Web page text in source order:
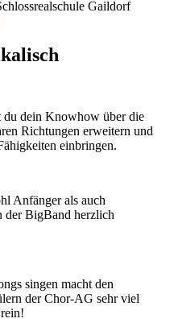
du dein Knowhow über die
Richtungen erweitern und
einbringen.
Anfänger als auch
der BigBand herzlich
singen macht den
der Chor-AG sehr viel